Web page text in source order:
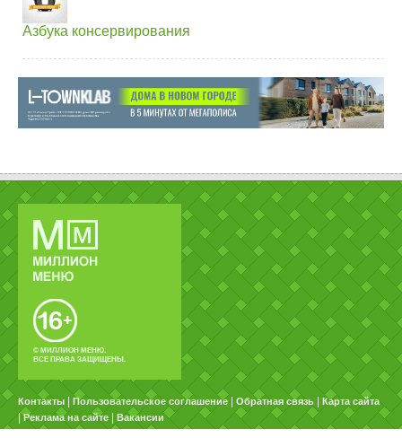
Азбука консервирования
© МИЛЛИОН МЕНЮ.
ВСЕ ПРАВА ЗАЩИЩЕНЫ.
Контакты Пользовательское соглашение Обратная связь Карта сайта
|Реклама на сайте Вакансии